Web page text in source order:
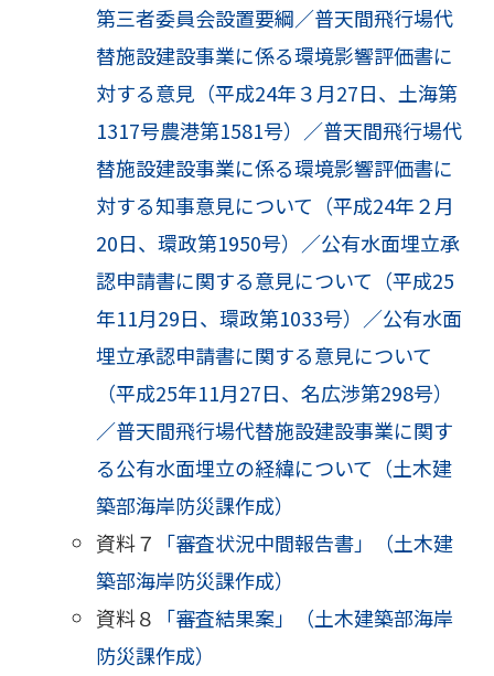
第三者委員会設置要綱／普天間飛行場代
替施設建設事業に係る環境影響評価書に
対する意見（平成24年３月27日、土海第
1317号農港第1581号）／普天間飛行場代
替施設建設事業に係る環境影響評価書に
対する知事意見について（平成24年２月
20日、環政第1950号）／公有水面埋立承
認申請書に関する意見について（平成25
年11月29日、環政第1033号）／公有水面
埋立承認申請書に関する意見について
（平成25年11月27日、名広渉第298号）
／普天間飛行場代替施設建設事業に関す
る公有水面埋立の経緯について（土木建
築部海岸防災課作成）
資料７ 「審査状況中間報告書」（土木建
築部海岸防災課作成）
資料８ 「審査結果案」（土木建築部海岸
防災課作成）